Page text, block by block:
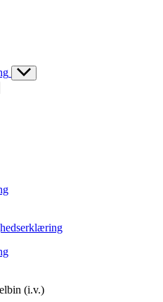
(i.v.)